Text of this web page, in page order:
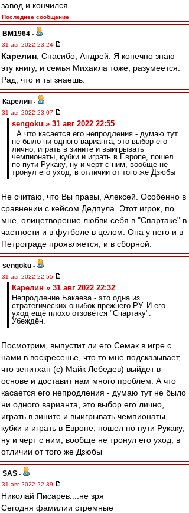
завод и кончился.
Последнее сообщение
BM1964 -
31 авг 2022 23:24
Карелин , Спасибо, Андрей. Я конечно знаю
эту книгу, и семья Михаила тоже, разумеется.
Рад, что и ты знаешь.
Карелин -
31 авг 2022 23:07
sengoku » 31 авг 2022 22:55
..А что касается его непродления - думаю тут
не было ни одного варианта, это выбор его
лично, играть в зините и выигрывать
чемпионаты, кубки и играть в Европе, пошел
по пути Рукаку, ну и черт с ним, вообще не
тронул его уход, в отличии от того же Дзюбы
Не считаю, что Вы правы, Алексей. Особенно в
сравнении с кейсом Дедпула. Этот игрок, по
мне, олицетворение любви себя в "Спартаке" в
частности и в футболе в целом. Она у него и в
Петрограде проявляется, и в сборной.
sengoku -
31 авг 2022 22:55
Карелин » 31 авг 2022 22:32
Непродление Бакаева - это одна из
стратегических ошибок прежнего РУ. И его
уход ещё плохо отзовётся "Спартаку".
Убеждён.
Посмотрим, выпустит ли его Семак в игре с
нами в воскресенье, что то мне подсказывает,
что зенитхан (с) Майк Лебедев) выйдет в
основе и доставит нам много проблем. А что
касается его непродления - думаю тут не было
ни одного варианта, это выбор его лично,
играть в зините и выигрывать чемпионаты,
кубки и играть в Европе, пошел по пути Рукаку,
ну и черт с ним, вообще не тронул его уход, в
отличии от того же Дзюбы
SAS -
31 авг 2022 22:39
Николай Писарев....не зря
Сегодня фамилии стремные